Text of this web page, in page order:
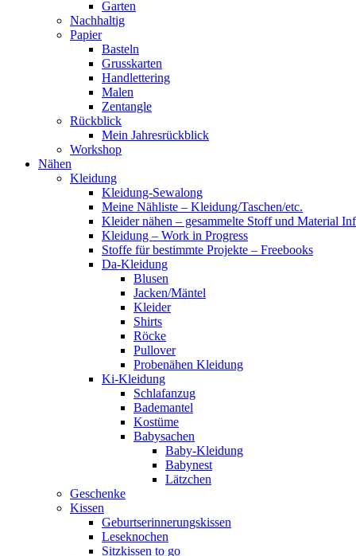
Garten
Nachhaltig
Papier
Basteln
Grusskarten
Handlettering
Malen
Zentangle
Rückblick
Mein Jahresrückblick
Workshop
Nähen
Kleidung
Kleidung-Sewalong
Meine Nähliste – Kleidung/Taschen/etc.
Kleider nähen – gesammelte Stoff und Material
Kleidung – Work in Progress
Stoffe für bestimmte Projekte – Freebooks
Da-Kleidung
Blusen
Jacken/Mäntel
Kleider
Shirts
Röcke
Pullover
Probenähen Kleidung
Ki-Kleidung
Schlafanzug
Bademantel
Kostüme
Babysachen
Baby-Kleidung
Babynest
Lätzchen
Geschenke
Kissen
Geburtserinnerungskissen
Leseknochen
Sitzkissen to go